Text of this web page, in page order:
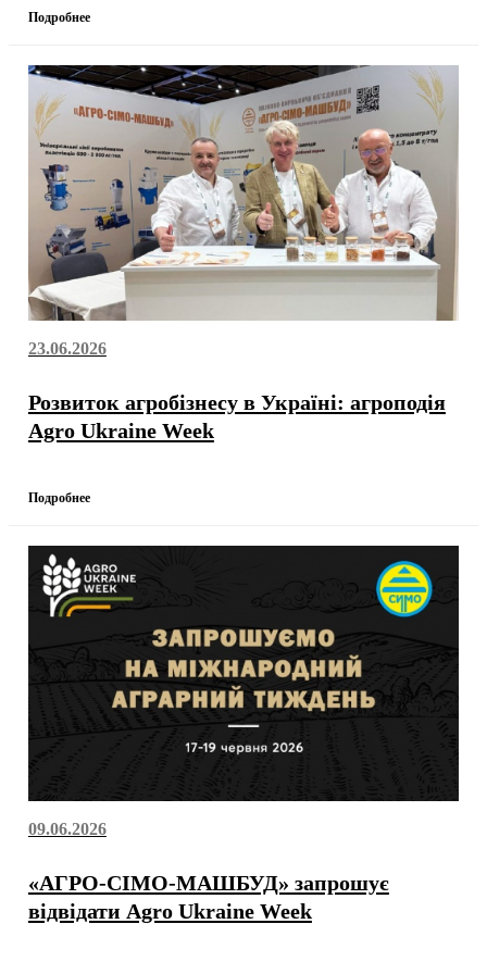
Подробнее
23.06.2026
Розвиток агробізнесу в Україні: агроподія
Agro Ukraine Week
Подробнее
09.06.2026
«АГРО-СІМО-МАШБУД» запрошує
відвідати Agro Ukraine Week